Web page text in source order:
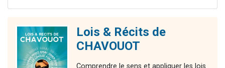
Lois & Récits de
CHAVOUOT